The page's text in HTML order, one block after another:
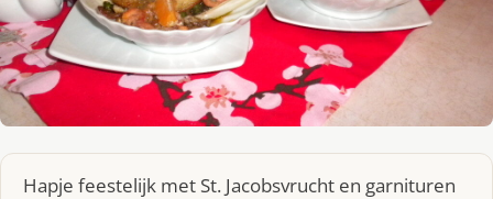
Hapje feestelijk met St. Jacobsvrucht en garnituren